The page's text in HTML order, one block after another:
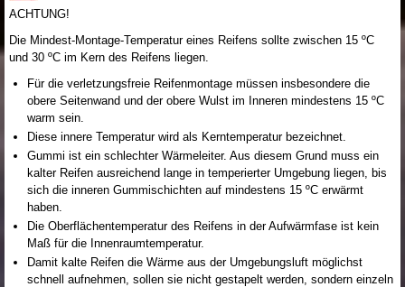
ACHTUNG!
Die Mindest-Montage-Temperatur eines Reifens sollte zwischen 15 ºC
und 30 ºC im Kern des Reifens liegen.
Für die verletzungsfreie Reifenmontage müssen insbesondere die
obere Seitenwand und der obere Wulst im Inneren mindestens 15 ºC
warm sein.
Diese innere Temperatur wird als Kerntemperatur bezeichnet.
Gummi ist ein schlechter Wärmeleiter. Aus diesem Grund muss ein
kalter Reifen ausreichend lange in temperierter Umgebung liegen, bis
sich die inneren Gummischichten auf mindestens 15 ºC erwärmt
haben.
Die Oberflächentemperatur des Reifens in der Aufwärmfase ist kein
Maß für die Innenraumtemperatur.
Damit kalte Reifen die Wärme aus der Umgebungsluft möglichst
schnell aufnehmen, sollen sie nicht gestapelt werden, sondern einzeln